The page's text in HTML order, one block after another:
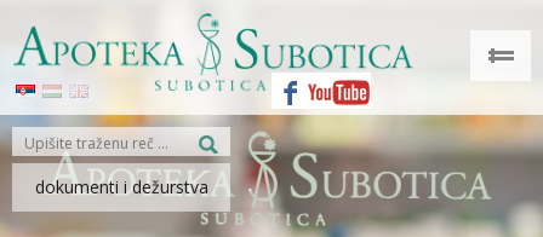
dokumenti i dežurstva